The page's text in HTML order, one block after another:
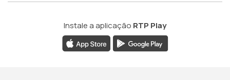
Instale a aplicação RTP Play